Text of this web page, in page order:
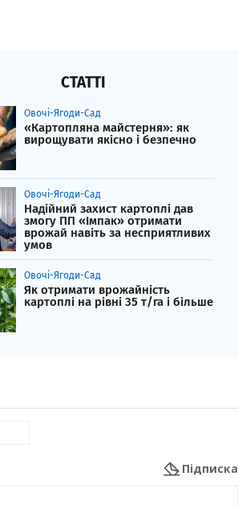
СТАТТІ
Овочі-Ягоди-Сад
«Картопляна майстерня»: як
вирощувати якісно і безпечно
Овочі-Ягоди-Сад
Надійний захист картоплі дав
змогу ПП «Імпак» отримати
врожай навіть за несприятливих
умов
Овочі-Ягоди-Сад
Як отримати врожайність
картоплі на рівні 35 т/га і більше
Підписка